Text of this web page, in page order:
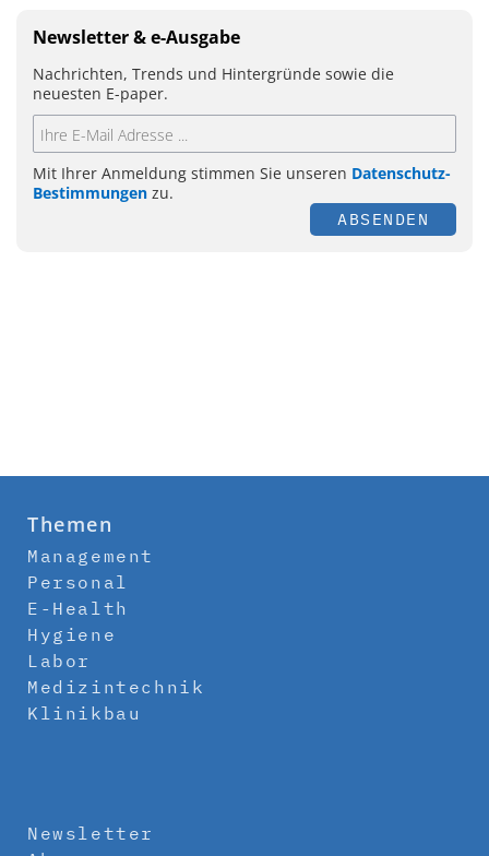
Newsletter & e-Ausgabe
Nachrichten, Trends und Hintergründe sowie die
neuesten E-paper.
Mit Ihrer Anmeldung stimmen Sie unseren Datenschutz-
Bestimmungen zu.
ABSENDEN
Themen
Management
Personal
E-Health
Hygiene
Labor
Medizintechnik
Klinikbau
Newsletter